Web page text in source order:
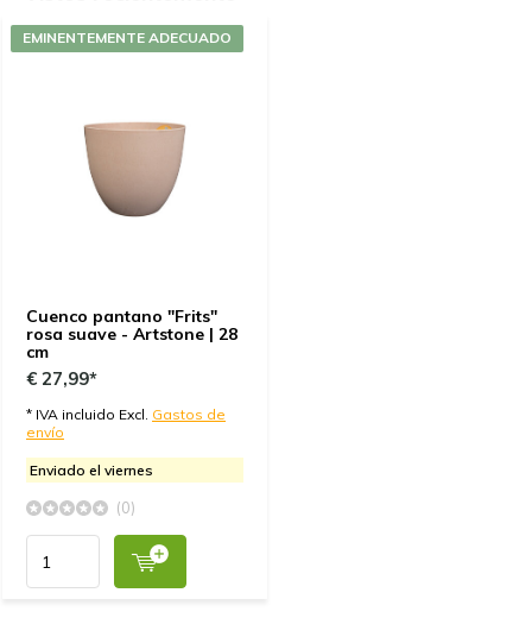
Cuenco pantano "Frits"
rosa suave - Artstone | 28
cm
EMINENTEMENTE ADECUADO
€ 27,99*
* IVA incluido Excl. Gastos de
envío
Enviado el viernes
(0)